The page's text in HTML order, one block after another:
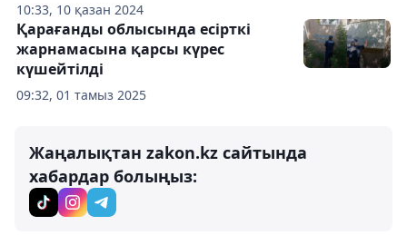
10:33, 10 қазан 2024
09:32, 01 тамыз 2025
Қарағанды облысында есірткі
жарнамасына қарсы күрес
күшейтілді
Жаңалықтан zakon.kz сайтында
хабардар болыңыз: